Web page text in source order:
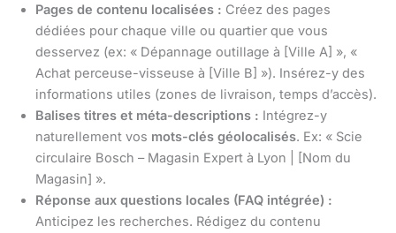
Pages de contenu localisées : Créez des pages
dédiées pour chaque ville ou quartier que vous
desservez (ex: « Dépannage outillage à [Ville A] », «
Achat perceuse-visseuse à [Ville B] »). Insérez-y des
informations utiles (zones de livraison, temps d’accès).
Balises titres et méta-descriptions : Intégrez-y
naturellement vos mots-clés géolocalisés. Ex: « Scie
circulaire Bosch – Magasin Expert à Lyon | [Nom du
Magasin] ».
Réponse aux questions locales (FAQ intégrée) :
Anticipez les recherches. Rédigez du contenu